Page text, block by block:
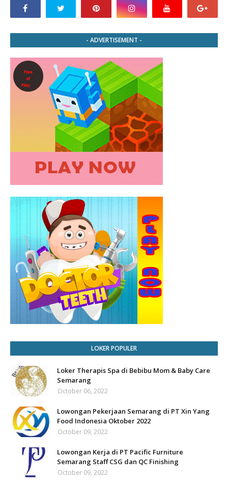
- ADVERTISEMENT -
LOKER POPULER
Loker Therapis Spa di Bebibu Mom & Baby Care
Semarang
October 06, 2022
Lowongan Pekerjaan Semarang di PT Xin Yang
Food Indonesia Oktober 2022
October 09, 2022
Lowongan Kerja di PT Pacific Furniture
Semarang Staff CSG dan QC Finishing
October 09, 2022